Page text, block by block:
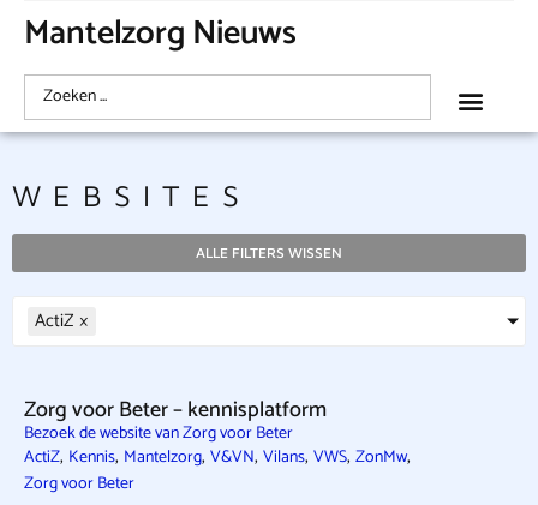
Mantelzorg Nieuws
WEBSITES
ALLE FILTERS WISSEN
ActiZ ×
Zorg voor Beter – kennisplatform
Bezoek de website van Zorg voor Beter
ActiZ, Kennis, Mantelzorg, V&VN, Vilans, VWS, ZonMw,
Zorg voor Beter